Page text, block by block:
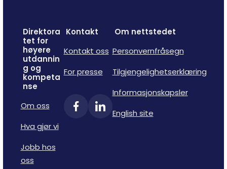
Direktora
tet for
høyere
utdannin
g og
kompeta
nse
Om oss
Hva gjør vi
Jobb hos
oss
Kontakt
Kontakt oss
For presse
Om nettstedet
Personvernfråsegn
Tilgjengelighetserklæring
Informasjonskapsler
English site